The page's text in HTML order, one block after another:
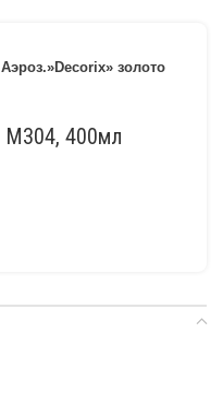
Аэроз.»Decorix» золото
М304, 400мл